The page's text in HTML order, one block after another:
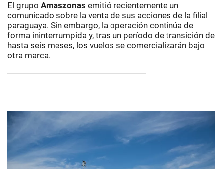
El grupo Amaszonas emitió recientemente un
comunicado sobre la venta de sus acciones de la filial
paraguaya. Sin embargo, la operación continúa de
forma ininterrumpida y, tras un período de transición de
hasta seis meses, los vuelos se comercializarán bajo
otra marca.